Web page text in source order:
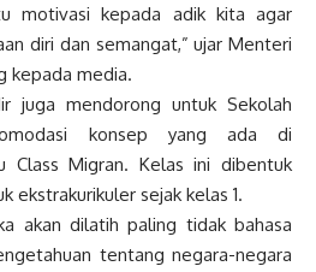
motivasi kepada adik kita agar
diri dan semangat,” ujar Menteri
kepada media.
juga mendorong untuk Sekolah
konsep yang ada di
Class Migran. Kelas ini dibentuk
ekstrakurikuler sejak kelas 1.
akan dilatih paling tidak bahasa
tentang negara-negara